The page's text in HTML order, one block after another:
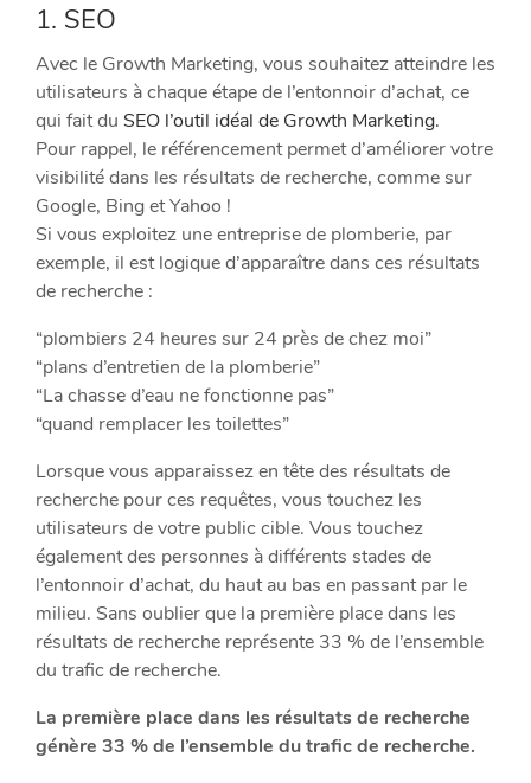
1. SEO
Avec le Growth Marketing, vous souhaitez atteindre les
utilisateurs à chaque étape de l’entonnoir d’achat, ce
qui fait du SEO l’outil idéal de Growth Marketing.
Pour rappel, le référencement permet d’améliorer votre
visibilité dans les résultats de recherche, comme sur
Google, Bing et Yahoo !
Si vous exploitez une entreprise de plomberie, par
exemple, il est logique d’apparaître dans ces résultats
de recherche :
“plombiers 24 heures sur 24 près de chez moi”
“plans d’entretien de la plomberie”
“La chasse d’eau ne fonctionne pas”
“quand remplacer les toilettes”
Lorsque vous apparaissez en tête des résultats de
recherche pour ces requêtes, vous touchez les
utilisateurs de votre public cible. Vous touchez
également des personnes à différents stades de
l’entonnoir d’achat, du haut au bas en passant par le
milieu. Sans oublier que la première place dans les
résultats de recherche représente 33 % de l’ensemble
du trafic de recherche.
La première place dans les résultats de recherche
génère 33 % de l’ensemble du trafic de recherche.